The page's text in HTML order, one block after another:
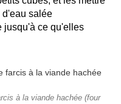
d'eau salée
jusqu'à ce qu'elles
à la viande hachée (four